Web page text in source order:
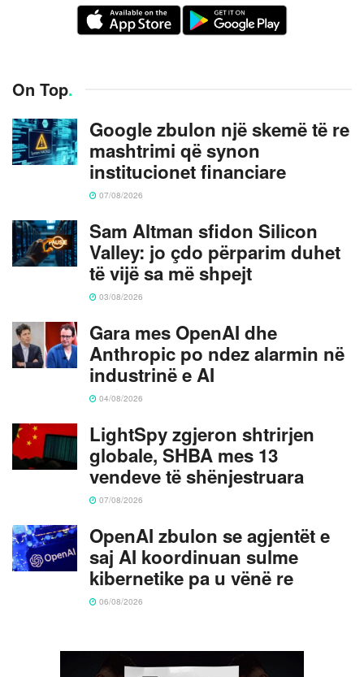
On Top.
Google zbulon një skemë të re
mashtrimi që synon
institucionet financiare
07/08/2026
Sam Altman sfidon Silicon
Valley: jo çdo përparim duhet
të vijë sa më shpejt
03/08/2026
Gara mes OpenAI dhe
Anthropic po ndez alarmin në
industrinë e AI
04/08/2026
LightSpy zgjeron shtrirjen
globale, SHBA mes 13
vendeve të shënjestruara
07/08/2026
OpenAI zbulon se agjentët e
saj AI koordinuan sulme
kibernetike pa u vënë re
06/08/2026